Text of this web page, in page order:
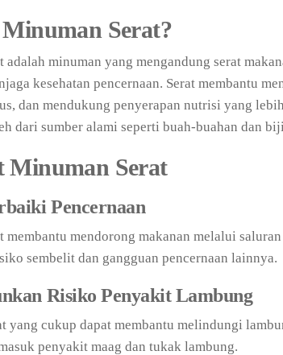
Serat?
adalah minuman yang mengandung serat
kesehatan pencernaan. Serat membantu
dan mendukung penyerapan nutrisi yang
dari sumber alami seperti buah-buahan dan
Minuman Serat
Pencernaan
membantu mendorong makanan melalui
sembelit dan gangguan pencernaan lainnya.
Risiko Penyakit Lambung
yang cukup dapat membantu melindungi
penyakit maag dan tukak lambung.